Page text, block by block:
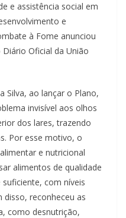
e assistência social em
e
à Fome anunciou
Oficial da União
Silva, ao lançar o Plano,
invisível aos olhos
dos lares, trazendo
Por esse motivo, o
e nutricional
alimentos de qualidade
com níveis
disso, reconheceu as
como desnutrição,